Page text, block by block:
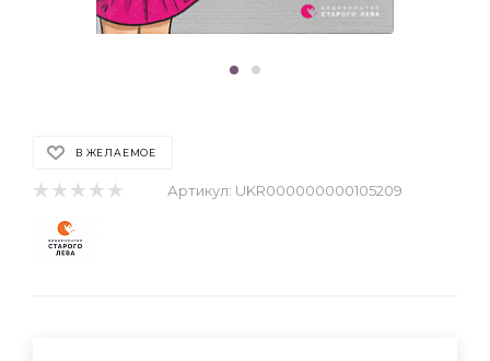
В ЖЕЛАЕМОЕ
Артикул: UKR000000000105209